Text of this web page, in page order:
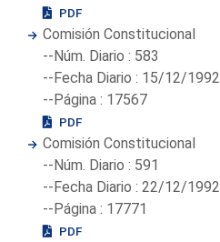
PDF
Comisión Constitucional
--Núm. Diario : 583
--Fecha Diario : 15/12/1992
--Página : 17567
PDF
Comisión Constitucional
--Núm. Diario : 591
--Fecha Diario : 22/12/1992
--Página : 17771
PDF